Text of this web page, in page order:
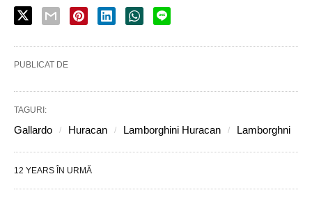
PUBLICAT DE
TAGURI:
Gallardo Huracan Lamborghini Huracan Lamborghni
12 YEARS ÎN URMĂ